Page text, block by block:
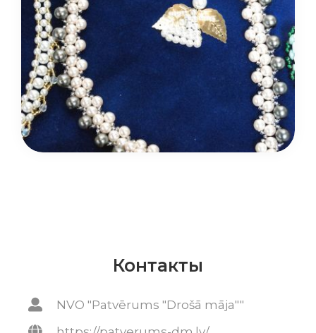
Контакты
NVO "Patvērums "Drošā māja""